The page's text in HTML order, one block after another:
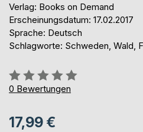
Verlag: Books on Demand
Erscheinungsdatum: 17.02.2017
Sprache: Deutsch
Schlagworte: Schweden, Wald,
Bewertung::
0%
0 Bewertungen
17,99 €